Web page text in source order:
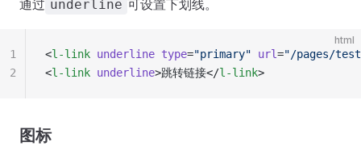
通过 underline 可设置下划线。
html
<l-link underline type="primary" url="/pages/
<l-link underline>跳转链接</l-link>
1
2
图标